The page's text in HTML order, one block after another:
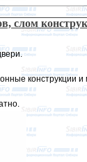
слом
конструкции